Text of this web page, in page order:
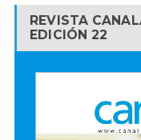
REVISTA
EDICIÓN 22